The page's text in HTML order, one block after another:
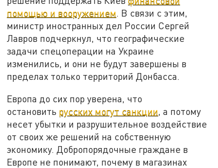
помощью и вооружением. В связи с этим,
министр иностранных дел России Сергей
Лавров подчеркнул, что географические
задачи спецоперации на Украине
изменились, и они не будут завершены в
пределах только территорий Донбасса.
Европа до сих пор уверена, что
остановить русских могут санкции, а потому
несет убытки и разрушительное воздействие
от своих же решений на собственную
экономику. Добропорядочные граждане в
Европе не понимают, почему в магазинах